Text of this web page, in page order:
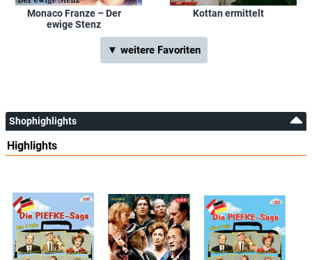
Monaco Franze – Der
ewige Stenz
Kottan ermittelt
▼ weitere Favoriten
Shophighlights
Highlights